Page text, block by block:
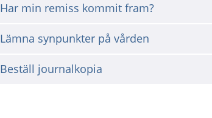
Har min remiss kommit fram?
Lämna synpunkter på vården
Beställ journalkopia